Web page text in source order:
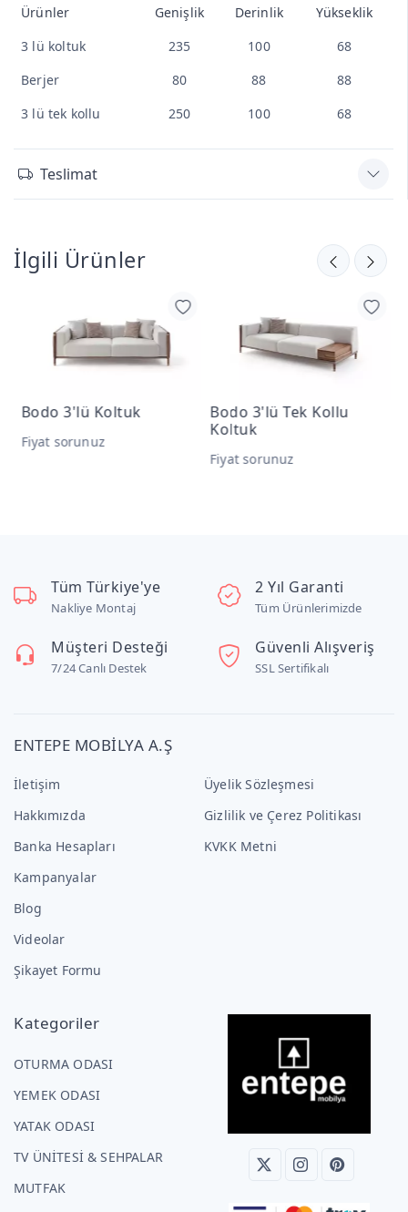
Ürünler Genişlik Derinlik
Yükseklik
3 lü koltuk
235 100
68
Berjer
80 88
88
3 lü tek kollu
250 100 68
Teslimat
İlgili Ürünler
Bodo 3'lü Tek Kollu
Bodo Berjer
Tüm Türkiye'ye
Nakliye Montaj
2 Yıl Garanti
Tüm Ürünlerimizde
Müşteri Desteği
7/24 Canlı Destek
Güvenli Alışveriş
SSL Sertifikalı
ENTEPE MOBİLYA A.Ş
İletişim
Hakkımızda
Banka Hesapları
Kampanyalar
Blog
Videolar
Şikayet Formu
Üyelik Sözleşmesi
Gizlilik ve Çerez Politikası
KVKK Metni
Kategoriler
OTURMA ODASI
YEMEK ODASI
YATAK ODASI
TV ÜNİTESİ & SEHPALAR
MUTFAK